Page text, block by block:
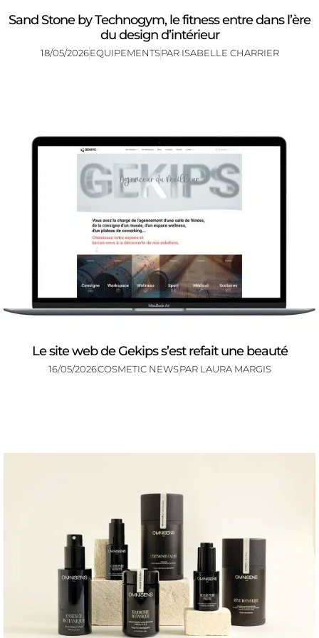
Sand Stone by Technogym, le fitness entre dans l’ère
du design d’intérieur
18/05/2026EQUIPEMENTSPAR ISABELLE CHARRIER
Le site web de Gekips s’est refait une beauté
16/05/2026COSMETIC NEWSPAR LAURA MARGIS